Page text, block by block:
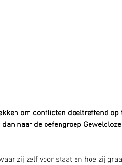
om conflicten doeltreffend op
naar de oefengroep Geweldloze
zij zelf voor staat en hoe zij